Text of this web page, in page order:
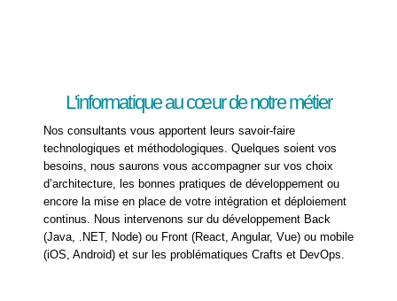
L'informatique au cœur de notre métier
Nos consultants vous apportent leurs savoir-faire
technologiques et méthodologiques. Quelques soient vos
besoins, nous saurons vous accompagner sur vos choix
d’architecture, les bonnes pratiques de développement ou
encore la mise en place de votre intégration et déploiement
continus. Nous intervenons sur du développement Back
(Java, .NET, Node) ou Front (React, Angular, Vue) ou mobile
(iOS, Android) et sur les problématiques Crafts et DevOps.